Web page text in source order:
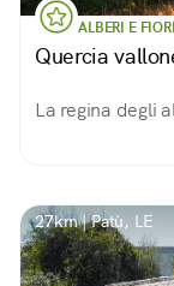
ALBERI E FIORI
Quercia
La regina degli
27km | Patù, LE